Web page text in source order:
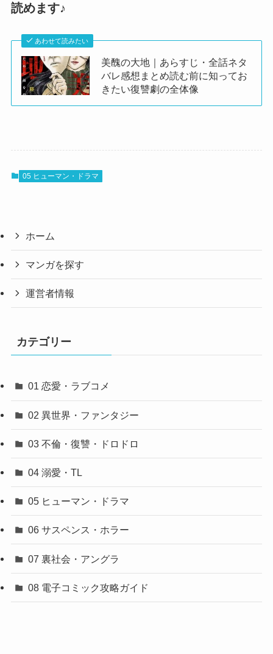
読めます♪
あわせて読みたい
美醜の大地｜あらすじ・全話ネタ
バレ感想まとめ読む前に知ってお
きたい復讐劇の全体像
05 ヒューマン・ドラマ
ホーム
マンガを探す
運営者情報
カテゴリー
01 恋愛・ラブコメ
02 異世界・ファンタジー
03 不倫・復讐・ドロドロ
04 溺愛・TL
05 ヒューマン・ドラマ
06 サスペンス・ホラー
07 裏社会・アングラ
08 電子コミック攻略ガイド